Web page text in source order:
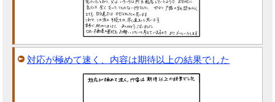
対応が極めて速く、内容は期待以上の結果でした